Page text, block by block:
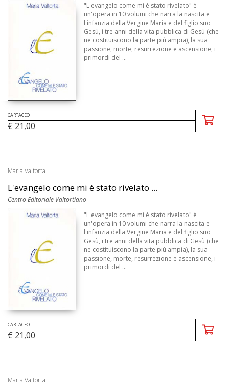
"L'evangelo come mi è stato rivelato" è
un'opera in 10 volumi che narra la nascita e
l'infanzia della Vergine Maria e del figlio suo
Gesù, i tre anni della vita pubblica di Gesù (che
ne costituiscono la parte più ampia), la sua
passione, morte, resurrezione e ascensione, i
primordi del ...
CARTACEO
€ 21,00
Maria Valtorta
L'evangelo come mi è stato rivelato ...
Centro Editoriale Valtortiano
"L'evangelo come mi è stato rivelato" è
un'opera in 10 volumi che narra la nascita e
l'infanzia della Vergine Maria e del figlio suo
Gesù, i tre anni della vita pubblica di Gesù (che
ne costituiscono la parte più ampia), la sua
passione, morte, resurrezione e ascensione, i
primordi del ...
CARTACEO
€ 21,00
Maria Valtorta